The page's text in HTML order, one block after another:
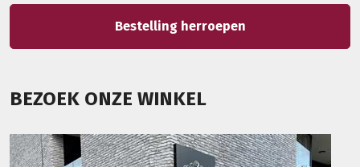
Bestelling herroepen
BEZOEK ONZE WINKEL